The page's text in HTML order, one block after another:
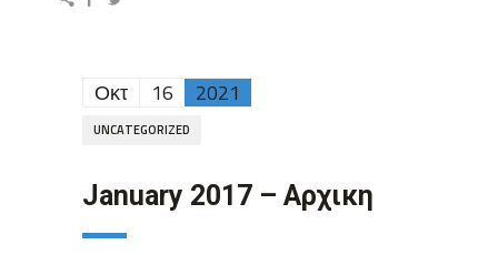
Οκτ 16 2021
UNCATEGORIZED
January 2017 – Αρχικη